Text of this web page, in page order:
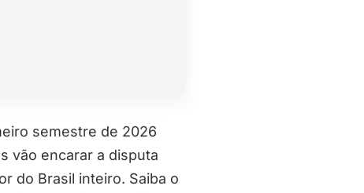
semestre de 2026
vão encarar a disputa
do Brasil inteiro. Saiba o